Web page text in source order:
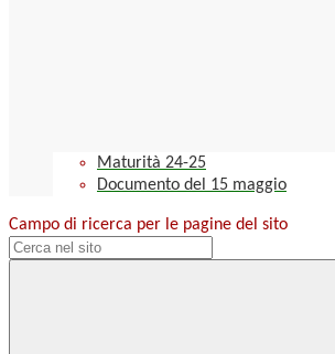
Maturità 24-25
Documento del 15 maggio
Campo di ricerca per le pagine del sito